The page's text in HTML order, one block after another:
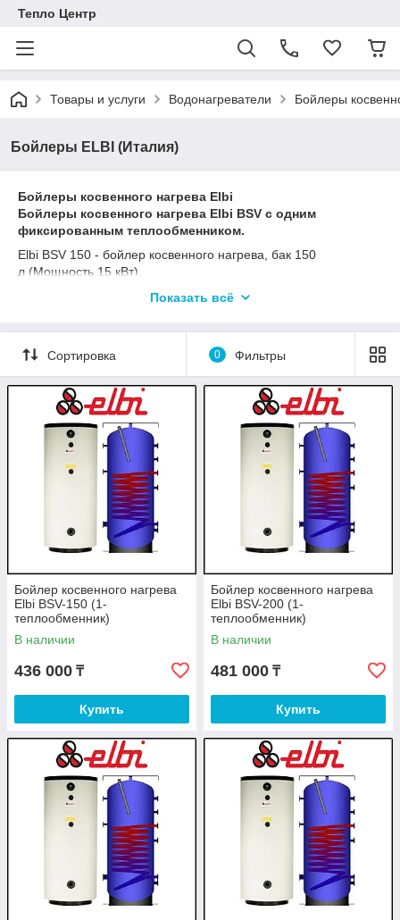
Тепло Центр
Товары и услуги Водонагреватели Бойлеры
Бойлеры ELBI (Италия)
Бойлеры косвенного нагрева Elbi
Бойлеры косвенного нагрева Elbi BSV с одним
фиксированным теплообменником.
Elbi BSV 150 - бойлер косвенного нагрева, бак 150
л (Мощность 15 кВт).
- бойлер косвенного нагрева, бак 200
Elbi BSV 300 - бойлер косвенного нагрева, бак 300
л (Мощность 25 кВт).
Elbi BSV 400 - бойлер косвенного нагрева, бак 400
л (Мощность 29 кВт).
Elbi BSV 500 - бойлер косвенного нагрева, бак 500
л (Мощность 33 кВт).
Elbi BSV 800 - бойлер косвенного нагрева, бак 800
л (Мощность 50 кВт).
Elbi BSV 1000 - бойлер косвенного нагрева, бак 1000
л (Мощность 60 кВт).
Показать всё
Сортировка 0 Фильтры
Бойлер косвенного нагрева
Elbi BSV-150 (1-
теплообменник)
В наличии
436 000 ₸
Купить
Бойлер косвенного нагрева
Elbi BSV-200 (1-
теплообменник)
В наличии
481 000 ₸
Купить